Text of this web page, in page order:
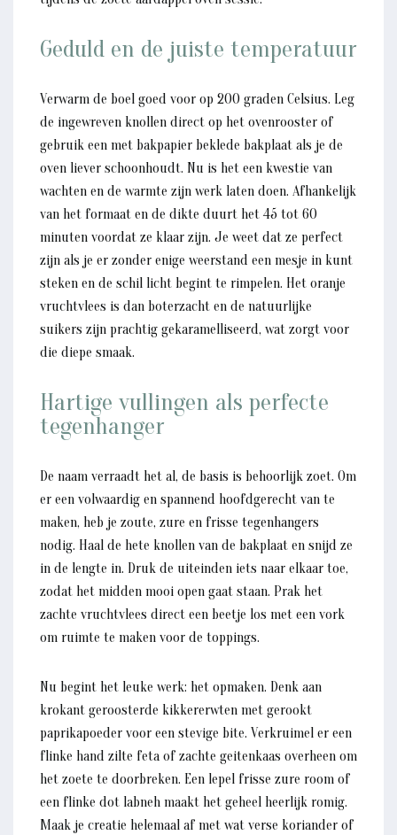
Geduld en de juiste temperatuur
Verwarm de boel goed voor op 200 graden Celsius. Leg
de ingewreven knollen direct op het ovenrooster of
gebruik een met bakpapier beklede bakplaat als je de
oven liever schoonhoudt. Nu is het een kwestie van
wachten en de warmte zijn werk laten doen. Afhankelijk
van het formaat en de dikte duurt het 45 tot 60
minuten voordat ze klaar zijn. Je weet dat ze perfect
zijn als je er zonder enige weerstand een mesje in kunt
steken en de schil licht begint te rimpelen. Het oranje
vruchtvlees is dan boterzacht en de natuurlijke
suikers zijn prachtig gekaramelliseerd, wat zorgt voor
die diepe smaak.
Hartige vullingen als perfecte
tegenhanger
De naam verraadt het al, de basis is behoorlijk zoet. Om
er een volwaardig en spannend hoofdgerecht van te
maken, heb je zoute, zure en frisse tegenhangers
nodig. Haal de hete knollen van de bakplaat en snijd ze
in de lengte in. Druk de uiteinden iets naar elkaar toe,
zodat het midden mooi open gaat staan. Prak het
zachte vruchtvlees direct een beetje los met een vork
om ruimte te maken voor de toppings.
Nu begint het leuke werk: het opmaken. Denk aan
krokant geroosterde kikkererwten met gerookt
paprikapoeder voor een stevige bite. Verkruimel er een
flinke hand zilte feta of zachte geitenkaas overheen om
het zoete te doorbreken. Een lepel frisse zure room of
een flinke dot labneh maakt het geheel heerlijk romig.
Maak je creatie helemaal af met wat verse koriander of